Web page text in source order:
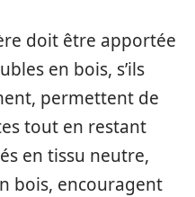
doit être apportée
en bois, s’ils
permettent de
tout en restant
en tissu neutre,
bois, encouragent